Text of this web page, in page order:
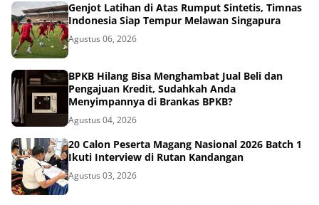
Genjot Latihan di Atas Rumput Sintetis, Timnas
Indonesia Siap Tempur Melawan Singapura
Agustus 06, 2026
BPKB Hilang Bisa Menghambat Jual Beli dan
Pengajuan Kredit, Sudahkah Anda
Menyimpannya di Brankas BPKB?
Agustus 04, 2026
20 Calon Peserta Magang Nasional 2026 Batch 1
Ikuti Interview di Rutan Kandangan
Agustus 03, 2026